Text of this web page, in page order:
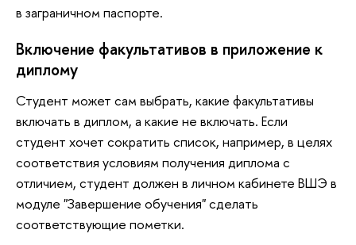
в заграничном паспорте.
Включение факультативов в приложение к
диплому
Студент может сам выбрать, какие факультативы
включать в диплом, а какие не включать. Если
студент хочет сократить список, например, в целях
соответствия условиям получения диплома с
отличием, студент должен в личном кабинете ВШЭ в
модуле "Завершение обучения" сделать
соответствующие пометки.